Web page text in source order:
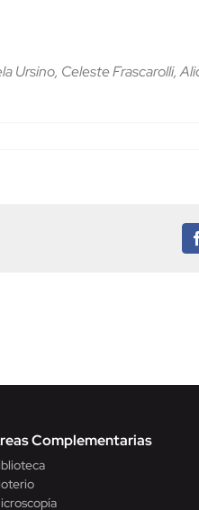
Ursino, Celeste Frascarolli,
Complementarias